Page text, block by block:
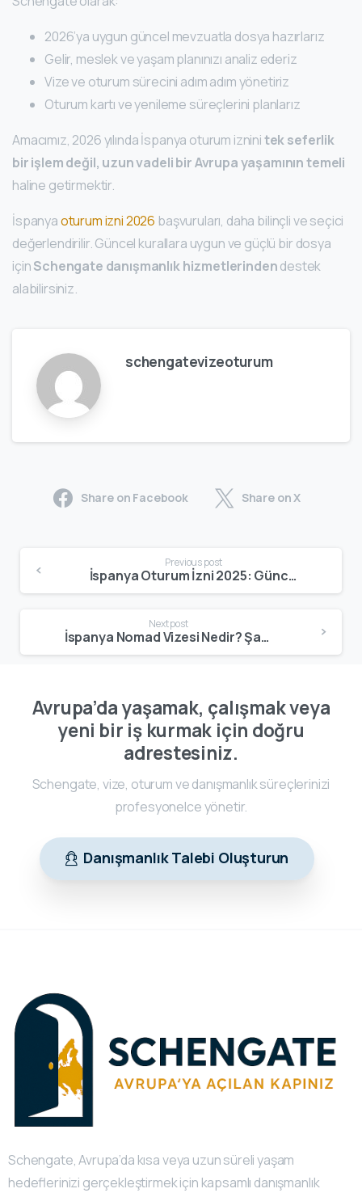
2026’ya uygun güncel mevzuatla dosya hazırlarız
Gelir, meslek ve yaşam planınızı analiz ederiz
Vize ve oturum sürecini adım adım yönetiriz
Oturum kartı ve yenileme süreçlerini planlarız
Amacımız, 2026 yılında İspanya oturum izninitek seferlik
bir işlem değil, uzun vadeli bir Avrupa yaşamının temeli
haline getirmektir.
İspanyaoturum izni 2026 başvuruları, daha bilinçli ve seçici
değerlendirilir. Güncel kurallara uygun ve güçlü bir dosya
içinSchengate danışmanlık hizmetlerindendestek
alabilirsiniz.
schengatevizeoturum
Share on Facebook Share on X
Previous post
İspanya Oturum İzni 2025: Güncel Türler, Şartlar ve Başvuru Rehberi
Next post
İspanya Nomad Vizesi Nedir? Şartlar, Gelir Kriteri ve Başvuru Süreci
Avrupa’da yaşamak, çalışmak veya
yeni bir iş kurmak için doğru
adrestesiniz.
Schengate, vize, oturum ve danışmanlık süreçlerinizi
profesyonelce yönetir.
Danışmanlık Talebi Oluşturun
Schengate, Avrupa’da kısa veya uzun süreli yaşam
hedeflerinizi gerçekleştirmek için kapsamlı danışmanlık